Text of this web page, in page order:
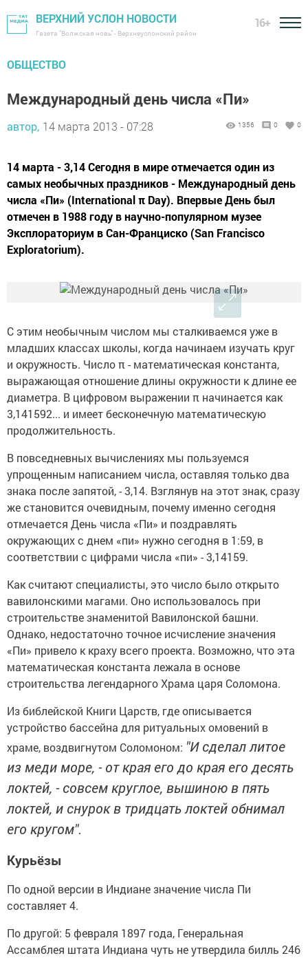
ВЕРХНИЙ УСЛОН НОВОСТИ
Газета "Волжская новь" - Верхнеуслонский район
16+
ОБЩЕСТВО
Международный день числа «Пи»
автор, 14 марта 2013 - 07:28 1356 0 0
14 марта - 3,14 Сегодня в мире отмечается один из
самых необычных праздников - Международный день
числа «Пи» (International π Day). Впервые День был
отмечен в 1988 году в научно-популярном музее
Эксплораториум в Сан-Франциско (San Francisco
Exploratorium).
С этим необычным числом мы сталкиваемся уже в
младших классах школы, когда начинаем изучать круг
и окружность. Число π - математическая константа,
выражающая отношение длины окружности к длине ее
диаметра. В цифровом выражении π начинается как
3,141592... и имеет бесконечную математическую
продолжительность.
В повседневных вычислениях мы пользуемся
упрощенным написанием числа, оставляя только два
знака после запятой, - 3,14. Взглянув на этот знак, сразу
же становится очевидным, почему именно сегодня
отмечается День числа «Пи» и поздравлять
окружающих с днем «пи» нужно сегодня в 1:59, в
соответствии с цифрами числа «пи» - 3,14159.
Как считают специалисты, это число было открыто
вавилонскими магами. Оно использовалось при
строительстве знаменитой Вавилонской башни.
Однако, недостаточно точное исчисление значения
«Пи» привело к краху всего проекта. Возможно, что эта
математическая константа лежала в основе
строительства легендарного Храма царя Соломона.
Из библейской Книги Царств, где описывается
устройство бассейна для ритуальных омовений в
храме, воздвигнутом Соломоном: "И сделал литое
из меди море, - от края его до края его десять
локтей, - совсем круглое, вышиною в пять
локтей, и снурок в тридцать локтей обнимал
его кругом".
Курьёзы
По одной версии в Индиане значение числа Пи
составляет 4.
По другой: 5 февраля 1897 года, Генеральная
Ассамблея штата Индиана чуть не утвердила билль 246